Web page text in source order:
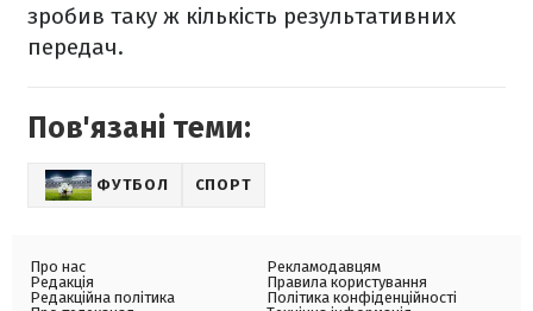
зробив таку ж кількість результативних
передач.
Пов'язані теми:
ФУТБОЛ СПОРТ
Про нас
Редакція
Редакційна політика
Рекламодавцям
Правила користування
Політика конфіденційності